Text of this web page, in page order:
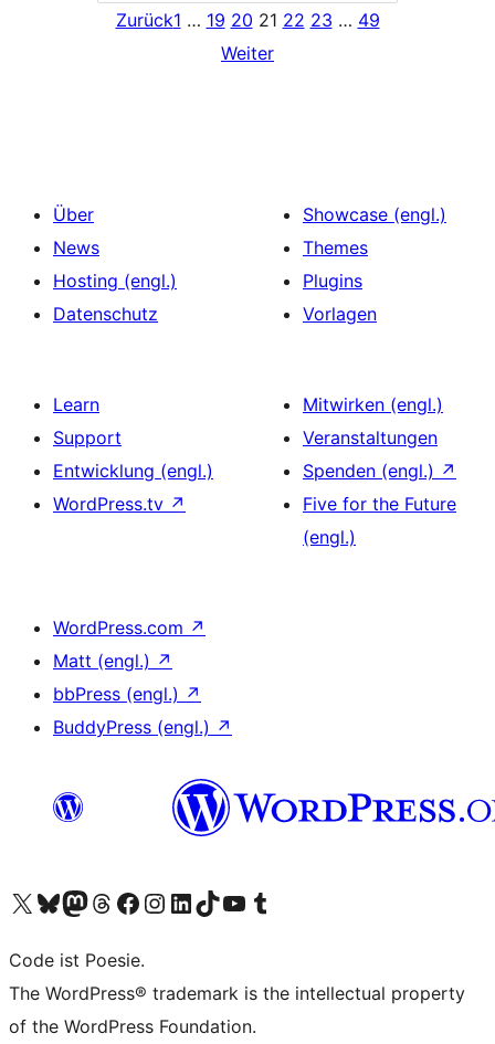
Zurück1 … 19 20 21 22 23 … 49
Weiter
Über
News
Hosting (engl.)
Datenschutz
Showcase (engl.)
Themes
Plugins
Vorlagen
Learn
Support
Entwicklung (engl.)
WordPress.tv ↗
Mitwirken (engl.)
Veranstaltungen
Spenden (engl.) ↗
Five for the Future
(engl.)
WordPress.com ↗
Matt (engl.) ↗
bbPress (engl.) ↗
BuddyPress (engl.) ↗
Unser X-Konto (früher Twitter) besuchen
Unser Bluesky-Konto besuchen
Unser Mastodon-Konto besuchen
Unser Threads-Konto besuchen
Unsere Facebook-Seite besuchen
Unser Instagram-Konto besuchen
Unser LinkedIn-Konto besuchen
Unser TikTok-Konto besuchen
Unseren YouTube-Kanal besuchen
Unser Tumblr-Konto besuchen
Code ist Poesie.
The WordPress® trademark is the intellectual property
of the WordPress Foundation.